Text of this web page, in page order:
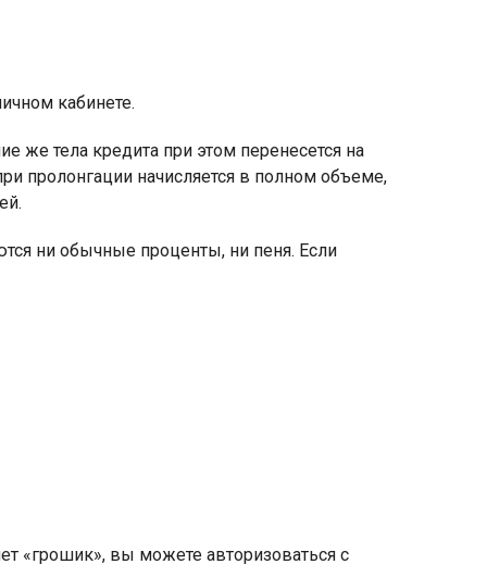
кабинете.
же тела кредита при этом перенесется на
пролонгации начисляется в полном объеме,
ни обычные проценты, ни пеня. Если
«грошик», вы можете авторизоваться с